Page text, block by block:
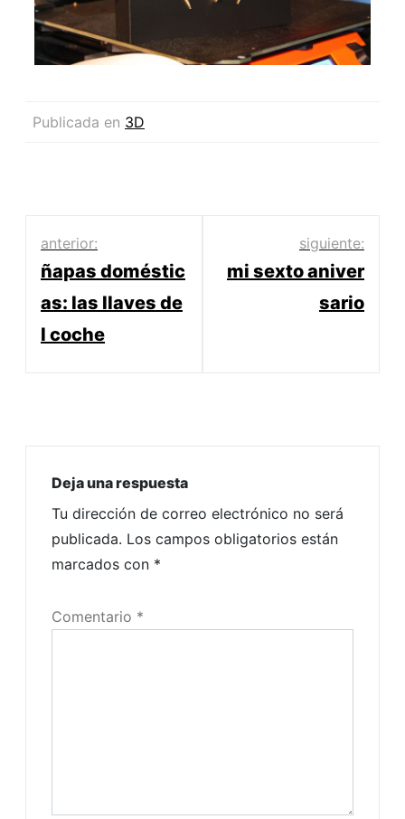
Publicada en 3D
anterior:
ñapas doméstic
as: las llaves de
l coche
siguiente:
mi sexto aniver
sario
Deja una respuesta
Tu dirección de correo electrónico no será
publicada. Los campos obligatorios están
marcados con *
Comentario *